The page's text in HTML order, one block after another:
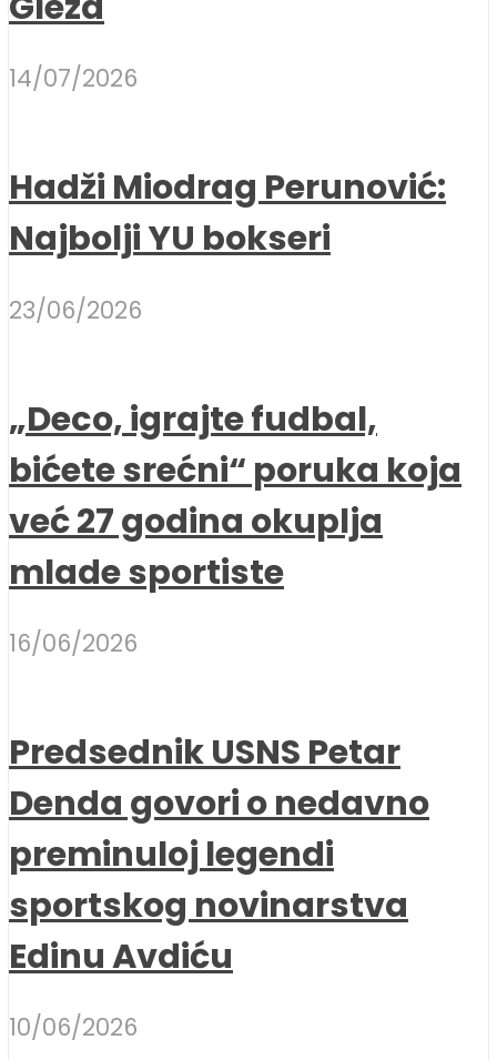
14/07/2026
Hadži Miodrag Perunović:
Najbolji YU bokseri
23/06/2026
„Deco, igrajte fudbal,
bićete srećni“ poruka koja
već 27 godina okuplja
mlade sportiste
16/06/2026
Predsednik USNS Petar
Denda govori o nedavno
preminuloj legendi
sportskog novinarstva
Edinu Avdiću
10/06/2026